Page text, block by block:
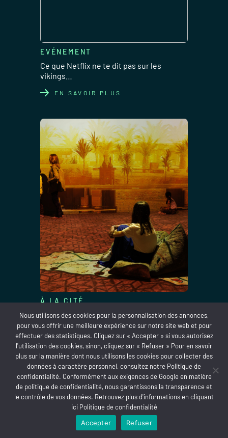
EN SAVOIR PLUS
EVÉNEMENT
Ce que Netflix ne te dit pas sur les
vikings…
EN SAVOIR PLUS
À LA CITÉ
La Cité Immersive Viking est maintenant
sur TripAdvisor : Partagez votre
expérience !
Nous utilisons des cookies pour la personnalisation des annonces,
pour vous offrir une meilleure expérience sur notre site web et pour
effectuer des statistiques. Cliquez sur « Accepter » si vous autorisez
l'utilisation des cookies, sinon, cliquez sur « Refuser » Pour en savoir
plus sur la manière dont nous utilisons les cookies pour collecter des
données à caractère personnel, consultez notre Politique de
confidentialité. Conformément aux exigences de Google en matière
de politique de confidentialité, nous garantissons la transparence et
le contrôle de vos données. Retrouvez plus d'informations en cliquant
ici Politique de confidentialité
Accepter
Refuser